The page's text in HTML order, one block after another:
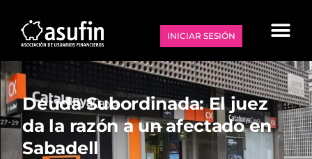
INICIAR SESIÓN
Deuda Subordinada: El juez
da la razón a un afectado en
Sabadell